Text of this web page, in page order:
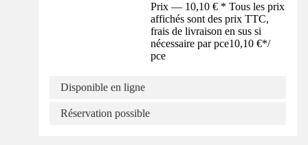
Prix — 10,10 € * Tous les prix
affichés sont des prix TTC,
frais de livraison en sus si
nécessaire par pce10,10 €*/
pce
Disponible en ligne
Réservation possible